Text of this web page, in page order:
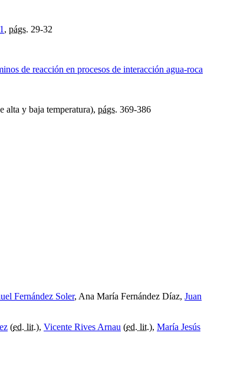
, págs. 29-32
de reacción en procesos de interacción agua-roca
alta y baja temperatura), págs. 369-386
Fernández Soler, Ana María Fernández Díaz, Juan
(ed. lit.), Vicente Rives Arnau (ed. lit.), María Jesús